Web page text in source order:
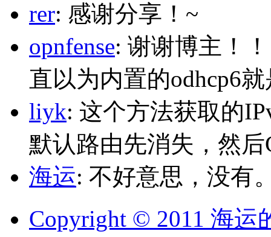
rer: 感谢分享！~
opnfense: 谢谢博主！
直以为内置的odhcp6
liyk: 这个方法获取的
默认路由先消失，然
海运: 不好意思，没有
Copyright © 2011 海运